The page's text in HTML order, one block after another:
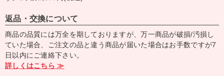
返品・交換について
商品の品質には万全を期しておりますが、万一商品が破損/汚損し
ていた場合、ご注文の品と違う商品が届いた場合はお手数ですが7
日以内にご連絡下さい。
詳しくはこちら ≫